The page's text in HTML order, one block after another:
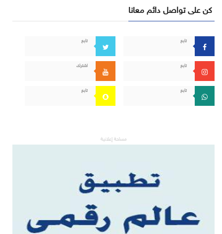
كن على تواصل دائم معانا
تابع تابع
تابع اشترك
تابع تابع
مساحة إعلانية